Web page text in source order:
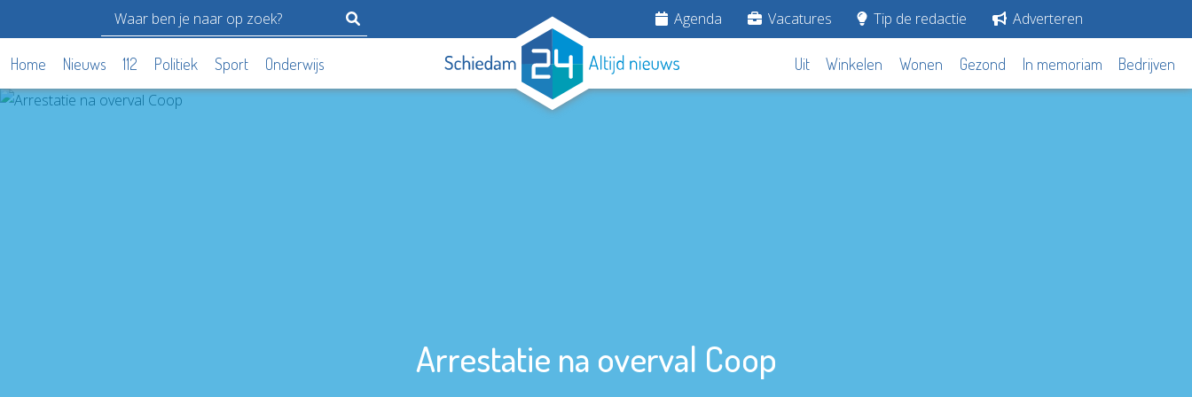
Agenda Vacatures Tip de redactie Adverteren
Home Nieuws 112 Politiek Sport Onderwijs Uit Winkelen Wonen Gezond In memoriam Bedrijven
Arrestatie na overval Coop